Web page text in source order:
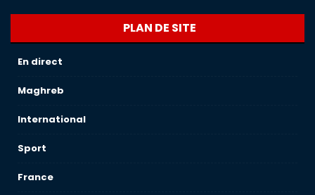
PLAN DE SITE
En direct
Maghreb
International
Sport
France